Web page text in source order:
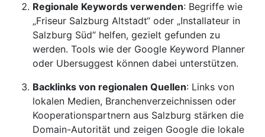
Regionale Keywords verwenden: Begriffe wie
„Friseur Salzburg Altstadt“ oder „Installateur in
Salzburg Süd“ helfen, gezielt gefunden zu
werden. Tools wie der Google Keyword Planner
oder Ubersuggest können dabei unterstützen.
Backlinks von regionalen Quellen: Links von
lokalen Medien, Branchenverzeichnissen oder
Kooperationspartnern aus Salzburg stärken die
Domain-Autorität und zeigen Google die lokale